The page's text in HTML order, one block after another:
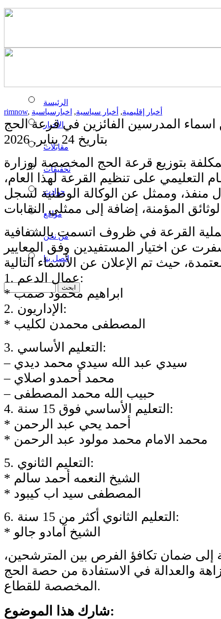
الرئيسة
الأخبار
مقابلات
تحقيقات
حوادث
مواقع
من نحن
اتصل بنا
rimnow, أخبار إقليمية, أخبار سياسية, اخبارسياسية
اسماء المدرسين الفائزين في قرعة الحج
بتاريخ 24 يناير, 2026
بتوزيع قرعة الحج المخصصة لوزارة
التعليمي على تنظيم القرعة لهذا العام،
وممثل عن الوكالة الوطنية لسجل
القرعة في ظروف اتسمت بالشفافية
عن اختيار المستفيدين وفق المعايير
1. عمال الدعم:
* ابراهيم محمود صمب
2. الإداريون:
* المصطفى محمدن لكليب
3. التعليم الأساسي:
– سيدي عبد الله سيدي محمد ديدي
– محمد أحمدو اصلاي
– حبيب الله محمد المصطفى
4. التعليم الأساسي فوق 15 سنة:
* أحمد يحي عبد الرحمن
* محمد الامام محمد مولود عبد الرحمن
5. التعليم الثانوي:
* الشيخ النعمه أحمد سالم
* المصطفى سيد اب كيبود
6. التعليم الثانوي أكثر من 15 سنة:
* الشيخ آمادو جالو
إلى ضمان تكافؤ الفرص بين المترشحين،
والعدالة في الاستفادة من حصة الحج
المخصصة للقطاع.
شارك هذا الموضوع: